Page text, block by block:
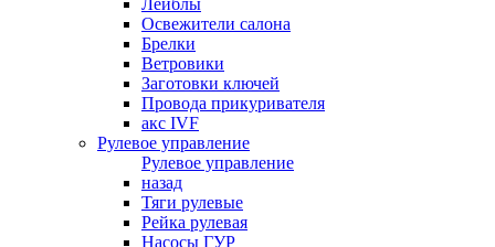
Лейблы
Освежители салона
Брелки
Ветровики
Заготовки ключей
Провода прикуривателя
акс IVF
Рулевое управление
Рулевое управление
назад
Тяги рулевые
Рейка рулевая
Насосы ГУР